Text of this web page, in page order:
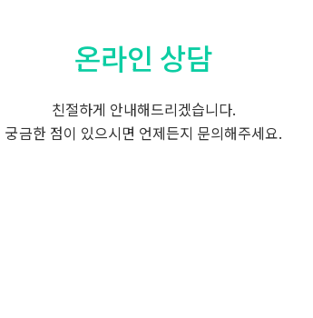
온라인 상담
친절하게 안내해드리겠습니다.
궁금한 점이 있으시면 언제든지 문의해주세요.